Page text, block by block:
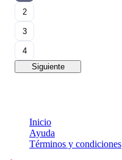
2
3
4
Siguiente
Inicio
Ayuda
Términos y condiciones